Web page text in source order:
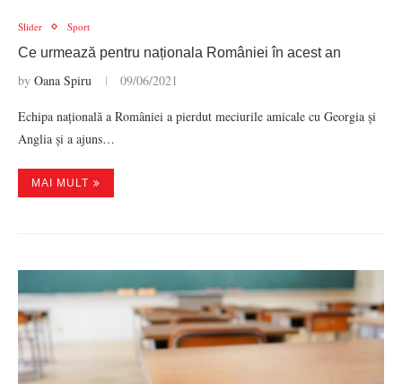
Slider Sport
Ce urmează pentru naționala României în acest an
by Oana Spiru 09/06/2021
Echipa națională a României a pierdut meciurile amicale cu Georgia și
Anglia și a ajuns…
MAI MULT